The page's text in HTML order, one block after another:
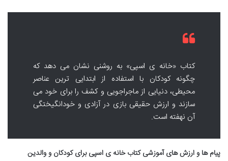
کتاب «خانه ی اسپی» به روشنی نشان می دهد که
چگونه کودکان با استفاده از ابتدایی ترین عناصر
محیطی، دنیایی از ماجراجویی و کشف را برای خود می
سازند و ارزش حقیقی بازی در آزادی و خودانگیختگی
آن نهفته است.
پیام ها و ارزش های آموزشی کتاب خانه ی اسپی برای کودکان و والدین